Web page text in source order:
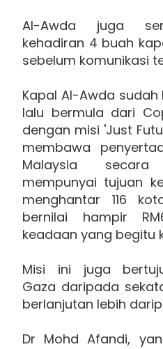
Al-Awda juga
kehadiran 4 buah
sebelum komunikasi
Kapal Al-Awda sudah
lalu bermula dari
dengan misi 'Just
membawa
Malaysia
mempunyai tujuan
menghantar 116
bernilai hampir
keadaan yang begitu
Misi ini juga
Gaza daripada
berlanjutan lebih
Dr Mohd Afandi,